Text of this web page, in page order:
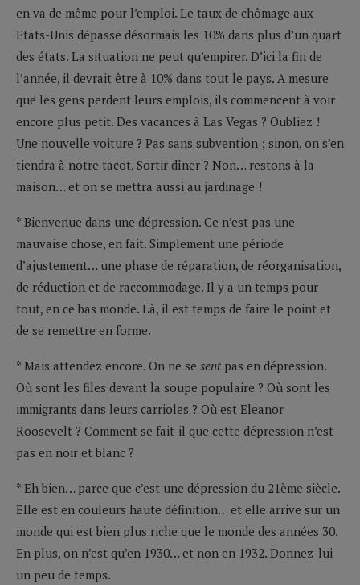
en va de même pour l’emploi. Le taux de chômage aux
Etats-Unis dépasse désormais les 10% dans plus d’un quart
des états. La situation ne peut qu’empirer. D’ici la fin de
l’année, il devrait être à 10% dans tout le pays. A mesure
que les gens perdent leurs emplois, ils commencent à voir
encore plus petit. Des vacances à Las Vegas ? Oubliez !
Une nouvelle voiture ? Pas sans subvention ; sinon, on s’en
tiendra à notre tacot. Sortir dîner ? Non… restons à la
maison… et on se mettra aussi au jardinage !
* Bienvenue dans une dépression. Ce n’est pas une
mauvaise chose, en fait. Simplement une période
d’ajustement… une phase de réparation, de réorganisation,
de réduction et de raccommodage. Il y a un temps pour
tout, en ce bas monde. Là, il est temps de faire le point et
de se remettre en forme.
* Mais attendez encore. On ne se sent pas en dépression.
Où sont les files devant la soupe populaire ? Où sont les
immigrants dans leurs carrioles ? Où est Eleanor
Roosevelt ? Comment se fait-il que cette dépression n’est
pas en noir et blanc ?
* Eh bien… parce que c’est une dépression du 21ème siècle.
Elle est en couleurs haute définition… et elle arrive sur un
monde qui est bien plus riche que le monde des années 30.
En plus, on n’est qu’en 1930… et non en 1932. Donnez-lui
un peu de temps.